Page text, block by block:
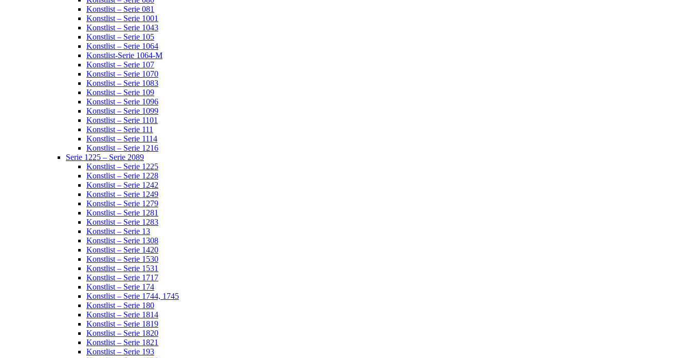
Konstlist – Serie 081
Konstlist – Serie 1001
Konstlist – Serie 1043
Konstlist – Serie 105
Konstlist – Serie 1064
Konstlist-Serie 1064-M
Konstlist – Serie 107
Konstlist – Serie 1070
Konstlist – Serie 1083
Konstlist – Serie 109
Konstlist – Serie 1096
Konstlist – Serie 1099
Konstlist – Serie 1101
Konstlist – Serie 111
Konstlist – Serie 1114
Konstlist – Serie 1216
Serie 1225 – Serie 2089
Konstlist – Serie 1225
Konstlist – Serie 1228
Konstlist – Serie 1242
Konstlist – Serie 1249
Konstlist – Serie 1279
Konstlist – Serie 1281
Konstlist – Serie 1283
Konstlist – Serie 13
Konstlist – Serie 1308
Konstlist – Serie 1420
Konstlist – Serie 1530
Konstlist – Serie 1531
Konstlist – Serie 1717
Konstlist – Serie 174
Konstlist – Serie 1744, 1745
Konstlist – Serie 180
Konstlist – Serie 1814
Konstlist – Serie 1819
Konstlist – Serie 1820
Konstlist – Serie 1821
Konstlist – Serie 193